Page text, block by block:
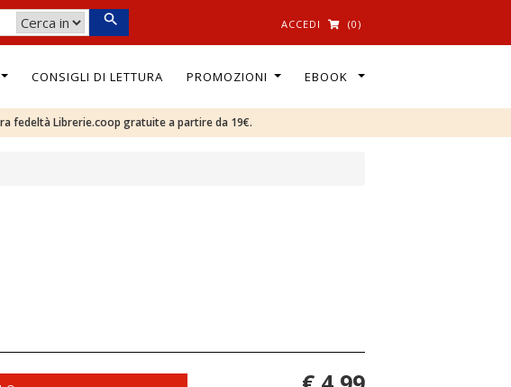
ACCEDI (0)
CONSIGLI DI LETTURA PROMOZIONI EBOOK
fedeltà Librerie.coop gratuite a partire da 19€.